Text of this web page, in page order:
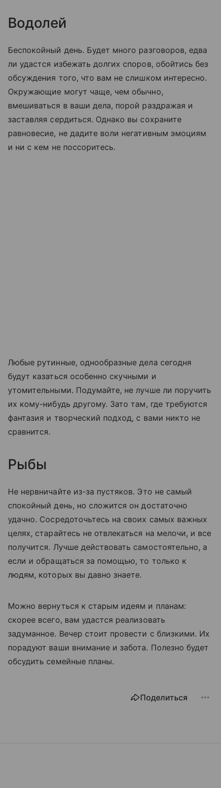
Водолей
Беспокойный день. Будет много разговоров, едва
ли удастся избежать долгих споров, обойтись без
обсуждения того, что вам не слишком интересно.
Окружающие могут чаще, чем обычно,
вмешиваться в ваши дела, порой раздражая и
заставляя сердиться. Однако вы сохраните
равновесие, не дадите воли негативным эмоциям
и ни с кем не поссоритесь.
Любые рутинные, однообразные дела сегодня
будут казаться особенно скучными и
утомительными. Подумайте, не лучше ли поручить
их кому-нибудь другому. Зато там, где требуются
фантазия и творческий подход, с вами никто не
сравнится.
Рыбы
Не нервничайте из-за пустяков. Это не самый
спокойный день, но сложится он достаточно
удачно. Сосредоточьтесь на своих самых важных
целях, старайтесь не отвлекаться на мелочи, и все
получится. Лучше действовать самостоятельно, а
если и обращаться за помощью, то только к
людям, которых вы давно знаете.
Можно вернуться к старым идеям и планам:
скорее всего, вам удастся реализовать
задуманное. Вечер стоит провести с близкими. Их
порадуют ваши внимание и забота. Полезно будет
обсудить семейные планы.
Поделиться